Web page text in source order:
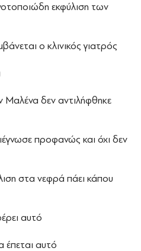
εκφύλιση των
ο κλινικός γιατρός
Μαλένα δεν αντιλήφθηκε
προφανώς και όχι δεν
στα νεφρά πάει κάπου
αυτό
αυτό